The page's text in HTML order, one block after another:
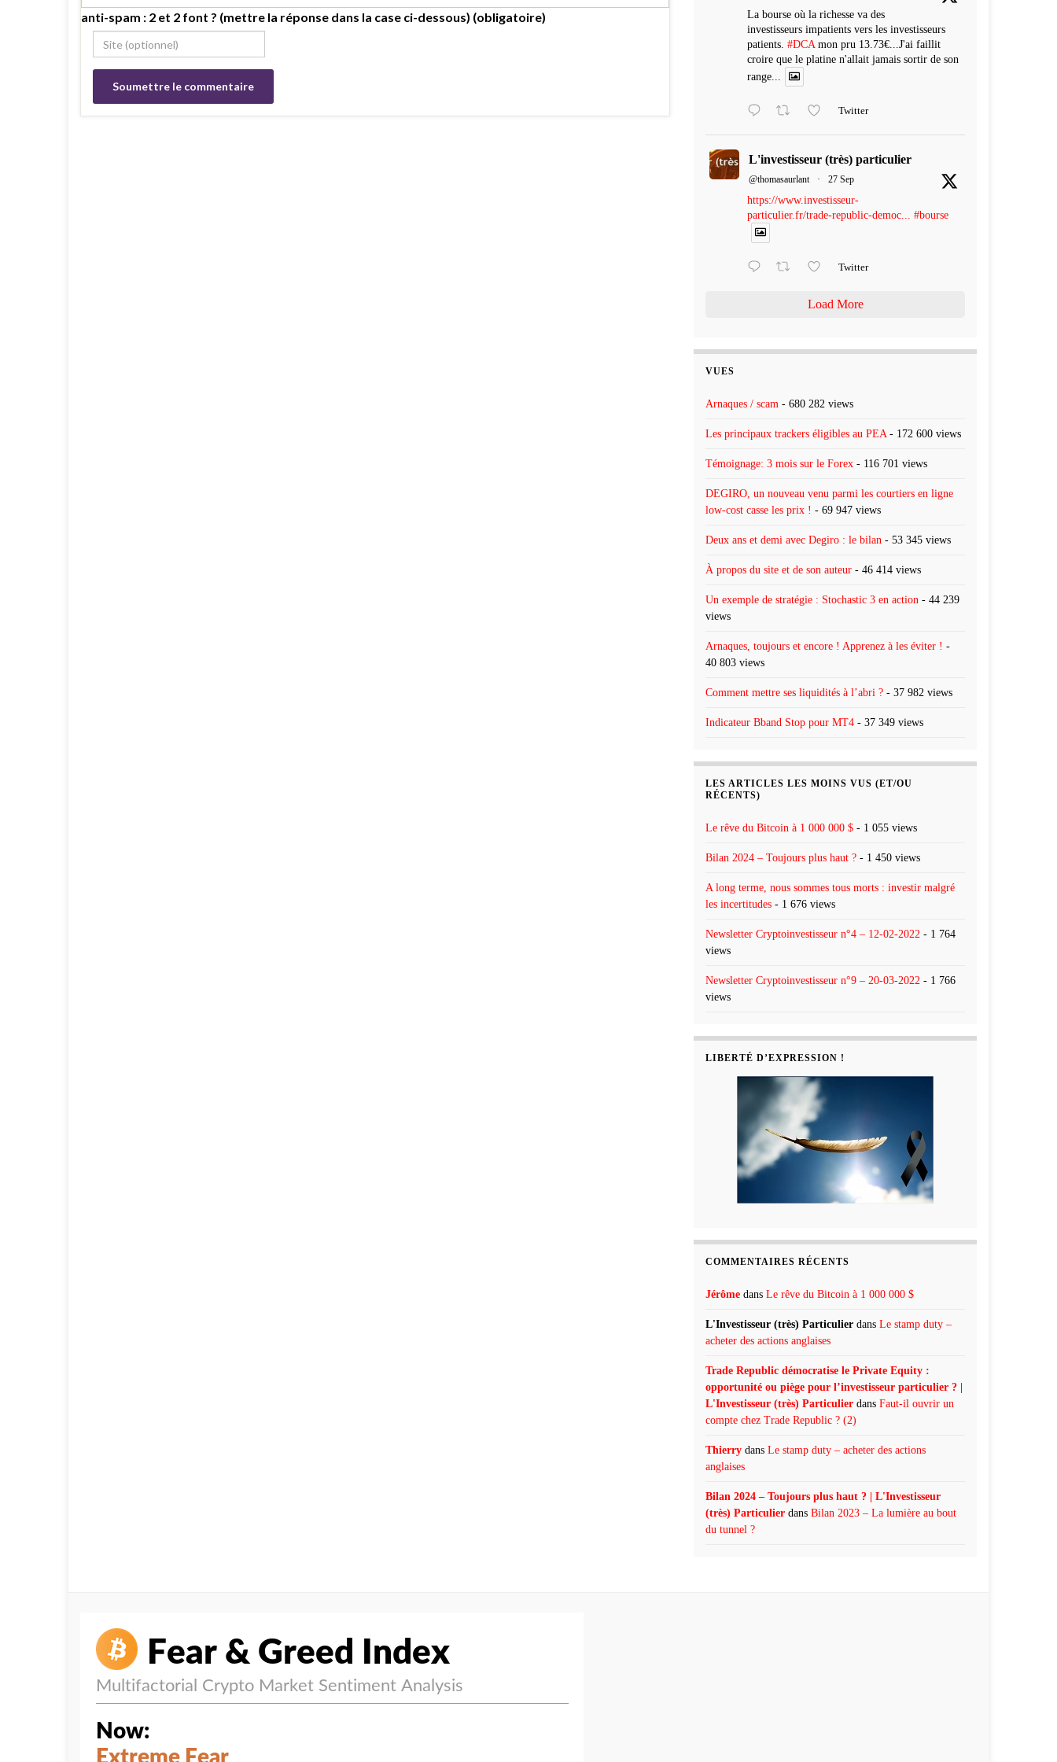
anti-spam : 2 et 2 font ? (mettre la réponse dans la case ci-dessous) (obligatoire)
La bourse où la richesse va des
investisseurs impatients vers les investisseurs
patients. #DCAmon pru 13.73€...J'ai faillit
croire que le platine n'allait jamais sortir de son
range...
Twitter
L'investisseur (très) particulier
@thomasaurlant · 27 Sep
https://www.investisseur-
particulier.fr/trade-republic-democ... #bourse
Twitter
Load More
VUES
Arnaques / scam - 680 282 views
Les principaux trackers éligibles au PEA - 172 600 views
Témoignage: 3 mois sur le Forex - 116 701 views
DEGIRO, un nouveau venu parmi les courtiers en ligne
low-cost casse les prix ! - 69 947 views
Deux ans et demi avec Degiro : le bilan - 53 345 views
À propos du site et de son auteur - 46 414 views
Un exemple de stratégie : Stochastic 3 en action - 44 239
views
Arnaques, toujours et encore ! Apprenez à les éviter ! -
40 803 views
Comment mettre ses liquidités à l’abri ? - 37 982 views
Indicateur Bband Stop pour MT4 - 37 349 views
LES ARTICLES LES MOINS VUS (ET/OU
RÉCENTS)
Le rêve du Bitcoin à 1 000 000 $ - 1 055 views
Bilan 2024 – Toujours plus haut ? - 1 450 views
A long terme, nous sommes tous morts : investir malgré
les incertitudes - 1 676 views
Newsletter Cryptoinvestisseur n°4 – 12-02-2022 - 1 764
views
Newsletter Cryptoinvestisseur n°9 – 20-03-2022 - 1 766
views
LIBERTÉ D’EXPRESSION !
COMMENTAIRES RÉCENTS
Jérôme dans Le rêve du Bitcoin à 1 000 000 $
L'Investisseur (très) Particulier dans Le stamp duty –
acheter des actions anglaises
Trade Republic démocratise le Private Equity :
opportunité ou piège pour l’investisseur particulier ? |
L'Investisseur (très) Particulier dans Faut-il ouvrir un
compte chez Trade Republic ? (2)
Thierry dans Le stamp duty – acheter des actions
anglaises
Bilan 2024 – Toujours plus haut ? | L'Investisseur
(très) Particulier dans Bilan 2023 – La lumière au bout
du tunnel ?